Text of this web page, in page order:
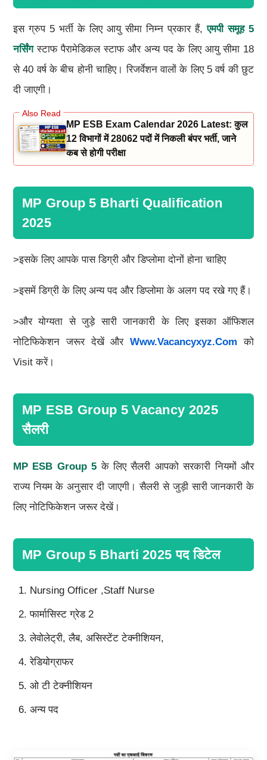
इस ग्रुप 5 भर्ती के लिए आयु सीमा निम्न प्रकार हैं,एमपी समूह 5
नर्सिंगस्टाफ पैरामेडिकल स्टाफ और अन्य पद के लिए आयु सीमा 18
से 40 वर्ष के बीच होनी चाहिए। रिजर्वेशन वालों के लिए 5 वर्ष की छुट
दी जाएगी।
MP ESB Exam Calendar 2026 Latest: कुल
12 विभागों में 28062 पदों में निकली बंपर भर्ती, जाने
कब से होगी परीक्षा
MP Group 5 Bharti Qualification
2025
>इसके लिए आपके पास डिग्री और डिप्लोमा दोनों होना चाहिए
>इसमें डिग्री के लिए अन्य पद और डिप्लोमा के अलग पद रखे गए हैं।
>और योग्यता से जुड़े सारी जानकारी के लिए इसका ऑफिशल
नोटिफिकेशन जरूर देखें औरWww.vacancyxyz.com को
Visit करें।
MP ESB Group 5 Vacancy 2025
सैलरी
MP ESB Group 5 के लिए सैलरी आपको सरकारी नियमों और
राज्य नियम के अनुसार दी जाएगी। सैलरी से जुड़ी सारी जानकारी के
लिए नोटिफिकेशन जरूर देखें।
MP Group 5 Bharti 2025 पद डिटेल
Nursing Officer ,Staff Nurse
फार्मासिस्ट ग्रेड 2
लेवोलेट्री, लैब, असिस्टेंट टेक्नीशियन,
रेडियोग्राफर
ओ टी टेक्नीशियन
अन्य पद